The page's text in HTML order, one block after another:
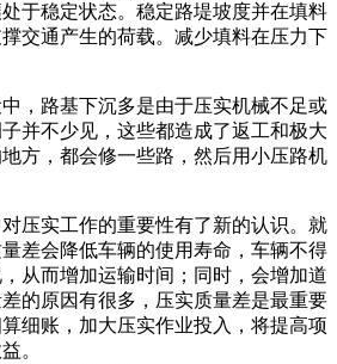
于稳定状态。稳定路堤坡度并在填料
撑交通产生的荷载。减少填料在压力下
，路基下沉多是由于压实机械不足或
并不少见，这些都造成了返工和极大
方，都会修一些路，然后用小压路机
压实工作的重要性有了新的认识。就
差会降低车辆的使用寿命，车辆不得
从而增加运输时间；同时，会增加道
的原因有很多，压实质量差是最重要
细账，加大压实作业投入，将提高项
。